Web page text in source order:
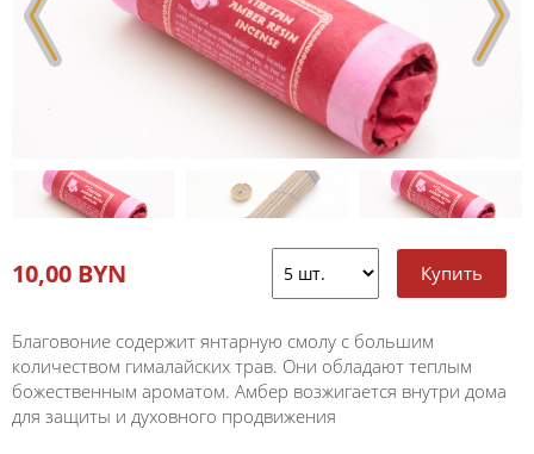
10,00 BYN
Благовоние содержит янтарную смолу с большим
количеством гималайских трав. Они обладают теплым
божественным ароматом. Амбер возжигается внутри дома
для защиты и духовного продвижения